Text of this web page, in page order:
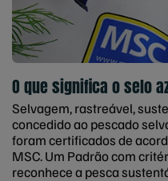
O que significa o selo
Selvagem, rastreável,
concedido ao pescado
foram certificados de
MSC. Um Padrão com
reconhece a pesca